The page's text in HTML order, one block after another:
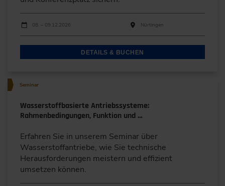
Durchführungen
Veranstaltungsdatum
08. – 09.12.2026 Nürtingen
DETAILS & BUCHEN
Seminar
Wasserstoffbasierte Antriebssysteme:
Rahmenbedingungen, Funktion und …
Erfahren Sie in unserem Seminar über
Wasserstoffantriebe, wie Sie technische
Herausforderungen meistern und effizient
umsetzen können.